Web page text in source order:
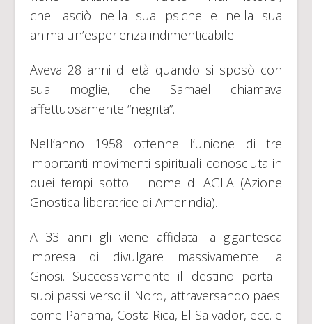
che lasciò nella sua psiche e nella sua
anima un’esperienza indimenticabile.
Aveva 28 anni di età quando si sposò con
sua moglie, che Samael chiamava
affettuosamente “negrita”.
Nell’anno 1958 ottenne l’unione di tre
importanti movimenti spirituali conosciuta in
quei tempi sotto il nome di AGLA (Azione
Gnostica liberatrice di Amerindia).
A 33 anni gli viene affidata la gigantesca
impresa di divulgare massivamente la
Gnosi. Successivamente il destino porta i
suoi passi verso il Nord, attraversando paesi
come Panama, Costa Rica, El Salvador, ecc. e